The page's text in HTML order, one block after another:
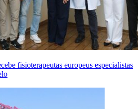
fisioterapeutas europeus especialistas